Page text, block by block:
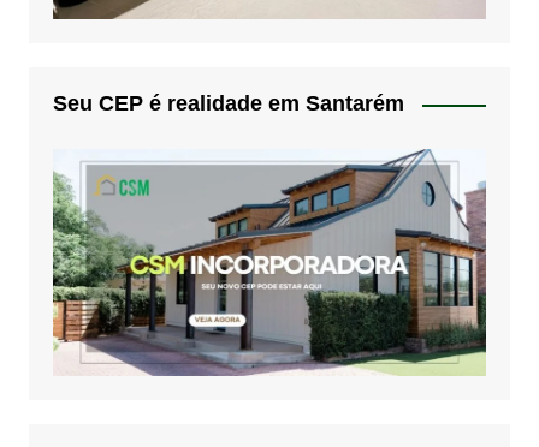
Seu CEP é realidade em Santarém